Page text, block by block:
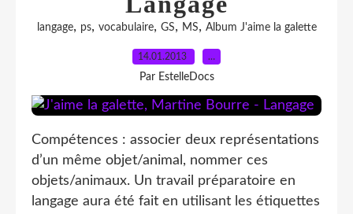
langage, ps, vocabulaire, GS, MS, Album J'aime la galette
14.01.2013 …
Par EstelleDocs
Compétences : associer deux représentations
d’un même objet/animal, nommer ces
objets/animaux. Un travail préparatoire en
langage aura été fait en utilisant les étiquettes